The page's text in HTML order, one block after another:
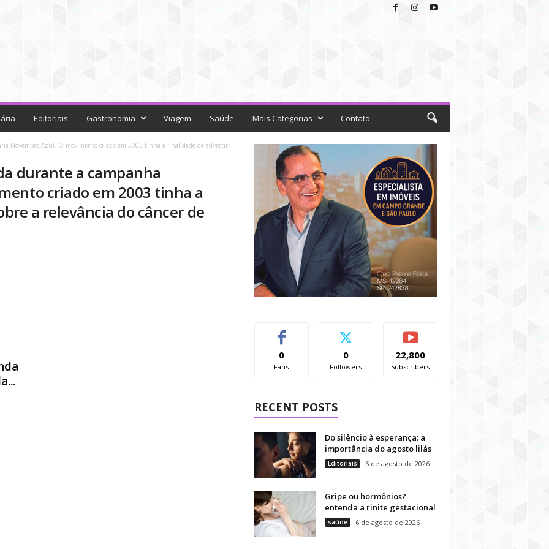
Editoriais Gastronomia Viagem Saúde Mais Categorias Contato
Novembro Azul. O movimento criado em 2003 tinha a finalidade de advertir
durante a campanha
criado em 2003 tinha a
a relevância do câncer de
0
Fans
0
Followers
22,800
Subscribers
RECENT POSTS
Do silêncio à esperança: a
importância do agosto lilás
Editoriais 6 de agosto de 2026
Gripe ou hormônios?
entenda a rinite gestacional
saúde 6 de agosto de 2026